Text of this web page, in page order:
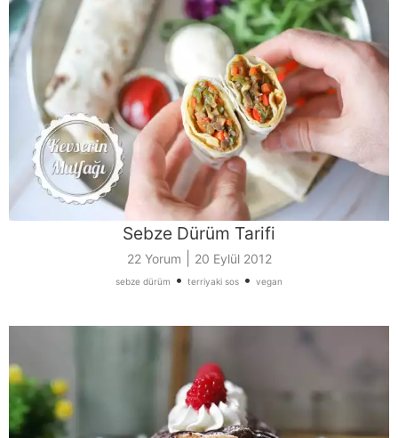
Sebze Dürüm Tarifi
22 Yorum 20 Eylül 2012
sebze dürüm • terriyaki sos • vegan